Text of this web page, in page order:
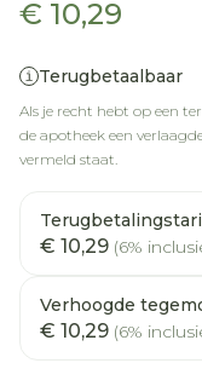
€ 10,29
Terugbetaalbaar
Als je recht hebt op een
de apotheek een
vermeld staat.
€ 10,29 (6%
Verhoogde
€ 10,29 (6%